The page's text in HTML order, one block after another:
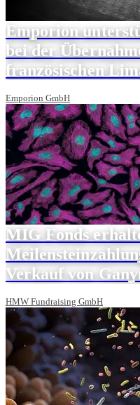
Emporion
bei der
französischen
Emporion GmbH
MIG Fonds
Verkauf von
HMW Fundraising GmbH